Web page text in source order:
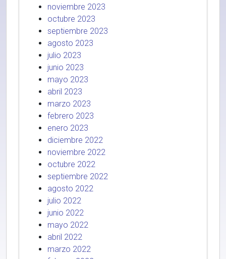
noviembre 2023
octubre 2023
septiembre 2023
agosto 2023
julio 2023
junio 2023
mayo 2023
abril 2023
marzo 2023
febrero 2023
enero 2023
diciembre 2022
noviembre 2022
octubre 2022
septiembre 2022
agosto 2022
julio 2022
junio 2022
mayo 2022
abril 2022
marzo 2022